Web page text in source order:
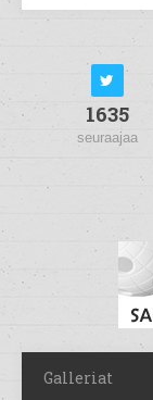
1635
seuraajaa
Galleriat